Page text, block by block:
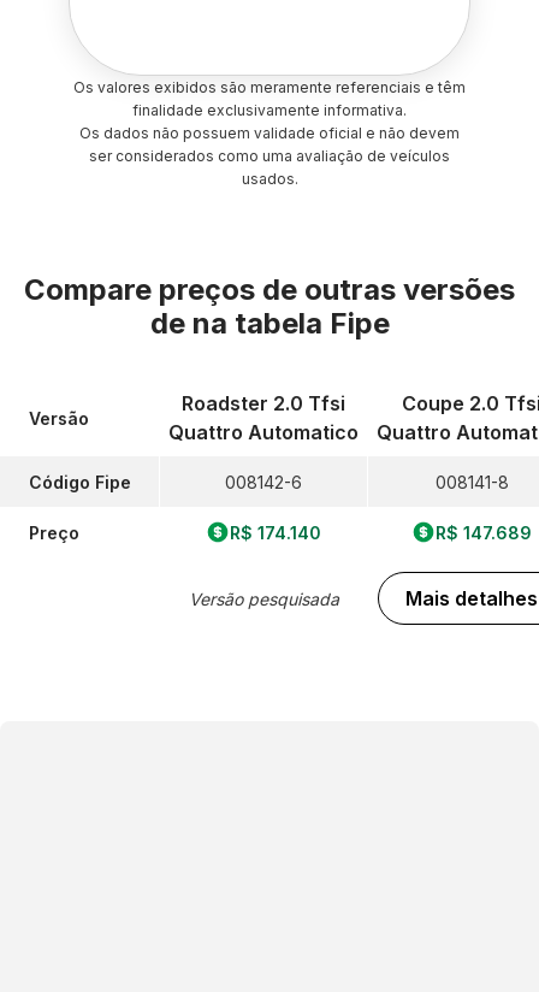
Os valores exibidos são meramente referenciais e têm
finalidade exclusivamente informativa.
Os dados não possuem validade oficial e não devem
ser considerados como uma avaliação de veículos
usados.
Compare preços de outras versões
de na tabela Fipe
Versão
Código Fipe
Preço
Roadster 2.0 Tfsi
Quattro Automatico
008142-6
R$ 174.140
Versão pesquisada
Coupe 2.0
Quattro
008141-8
R$ 147.689
Mais detalhes